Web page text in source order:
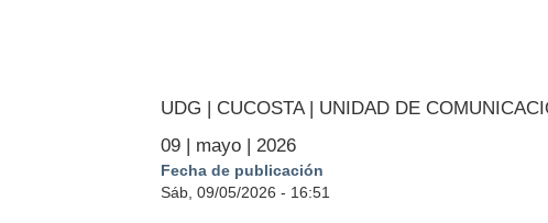
UDG | CUCOSTA | UNIDAD DE
09 | mayo | 2026
Fecha de publicación
Sáb, 09/05/2026 - 16:51